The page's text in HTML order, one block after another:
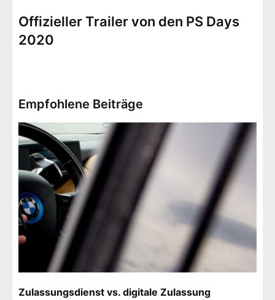
Offizieller Trailer von den PS Days
2020
Empfohlene Beiträge
Zulassungsdienst vs. digitale Zulassung